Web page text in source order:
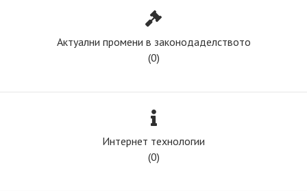
Актуални промени в законодаделството
(0)
Интернет технологии
(0)